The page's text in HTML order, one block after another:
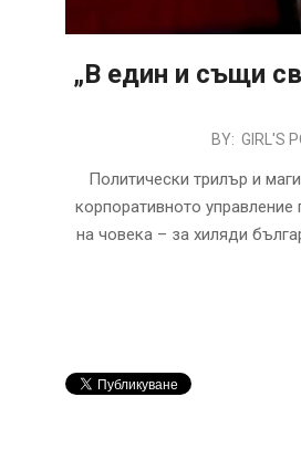
„В един и същи
BY: GIRL'S
Политически трилър и
корпоративното
на човека – за хиляди